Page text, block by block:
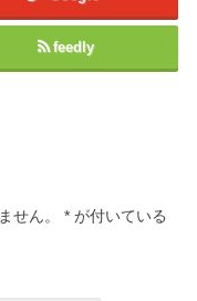
feedly
せん。 * が付いている